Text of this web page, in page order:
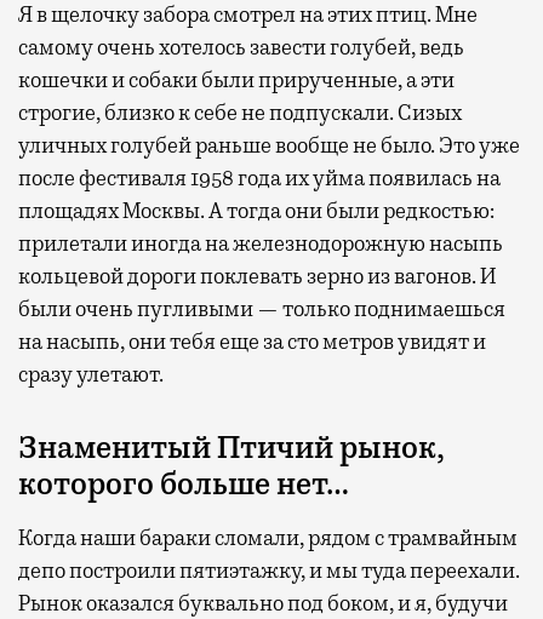
Я в щелочку забора смотрел на этих птиц. Мне
самому очень хотелось завести голубей, ведь
кошечки и собаки были прирученные, а эти
строгие, близко к себе не подпускали. Сизых
уличных голубей раньше вообще не было. Это уже
после фестиваля 1958 года их уйма появилась на
площадях Москвы. А тогда они были редкостью:
прилетали иногда на железнодорожную насыпь
кольцевой дороги поклевать зерно из вагонов. И
были очень пугливыми — только поднимаешься
на насыпь, они тебя еще за сто метров увидят и
сразу улетают.
Знаменитый Птичий рынок,
которого больше нет…
Когда наши бараки сломали, рядом с трамвайным
депо построили пятиэтажку, и мы туда переехали.
Рынок оказался буквально под боком, и я, будучи